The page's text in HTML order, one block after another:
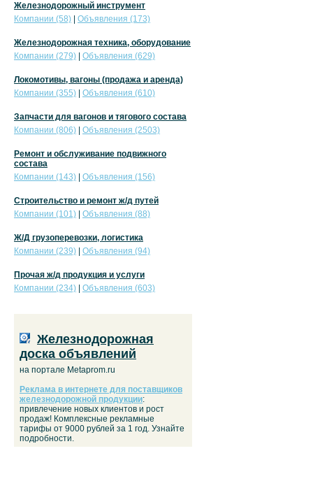
Железнодорожный инструмент
Компании (58)
Объявления (173)
Железнодорожная техника, оборудование
Компании (279)
Объявления (629)
Локомотивы, вагоны (продажа и аренда)
Компании (355)
Объявления (610)
Запчасти для вагонов и тягового состава
Компании (806)
Объявления (2503)
Ремонт и обслуживание подвижного
состава
Компании (143)
Объявления (156)
Строительство и ремонт ж/д путей
Компании (101)
Объявления (88)
Ж/Д грузоперевозки, логистика
Компании (239)
Объявления (94)
Прочая ж/д продукция и услуги
Компании (234)
Объявления (603)
Железнодорожная
доска объявлений
на портале Metaprom.ru
Реклама в интернете для поставщиков
железнодорожной продукции:
привлечение новых клиентов и рост
продаж! Комплексные рекламные
тарифы от 9000 рублей за 1 год. Узнайте
подробности.